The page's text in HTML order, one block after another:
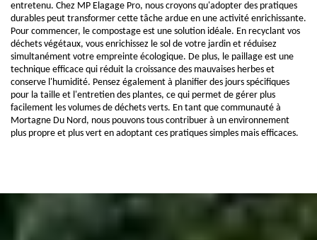
entretenu. Chez MP Elagage Pro, nous croyons qu'adopter des pratiques
durables peut transformer cette tâche ardue en une activité enrichissante.
Pour commencer, le compostage est une solution idéale. En recyclant vos
déchets végétaux, vous enrichissez le sol de votre jardin et réduisez
simultanément votre empreinte écologique. De plus, le paillage est une
technique efficace qui réduit la croissance des mauvaises herbes et
conserve l'humidité. Pensez également à planifier des jours spécifiques
pour la taille et l'entretien des plantes, ce qui permet de gérer plus
facilement les volumes de déchets verts. En tant que communauté à
Mortagne Du Nord, nous pouvons tous contribuer à un environnement
plus propre et plus vert en adoptant ces pratiques simples mais efficaces.